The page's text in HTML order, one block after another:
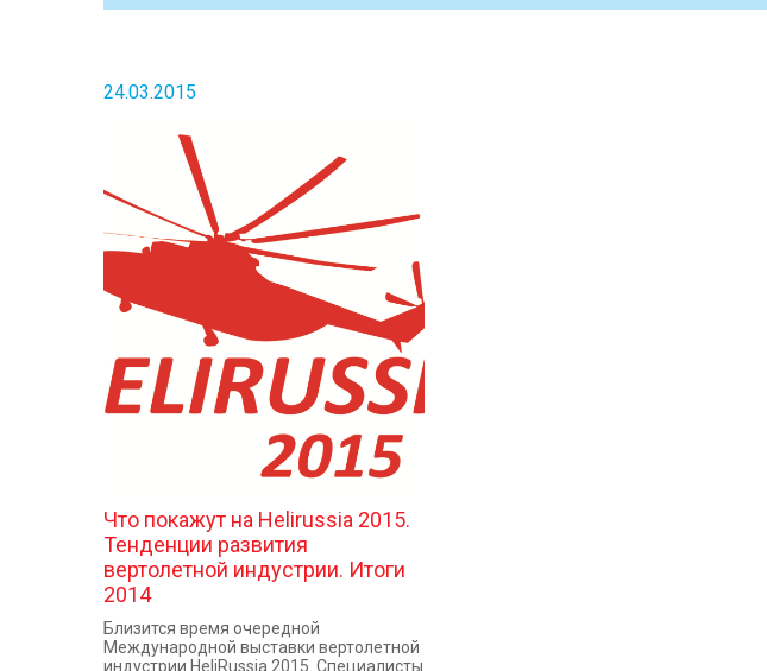
24.03.2015
Что покажут на Helirussia 2015.
Тенденции развития
вертолетной индустрии. Итоги
2014
Близится время очередной
Международной выставки вертолетной
индустрии HeliRussia 2015. Специалисты